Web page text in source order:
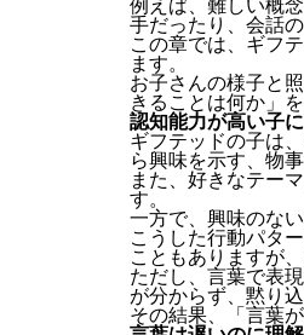
例えば、難しい概
手だったり、会話
この章では、ギフ
ます。
お子さんの様子と
きることは何か」
認知能力が高い子
ギフテッドの子は
ら興味を示す、物
また、好きなテー
す。
一方で、興味のな
こうした行動パタ
こともありますが
ただし、言葉で表
が分からず、黙り
その結果、「言葉